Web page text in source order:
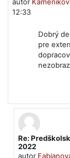
autor
12:33
Dobrý
pre
V odpovedi na
Re:
2022
autor